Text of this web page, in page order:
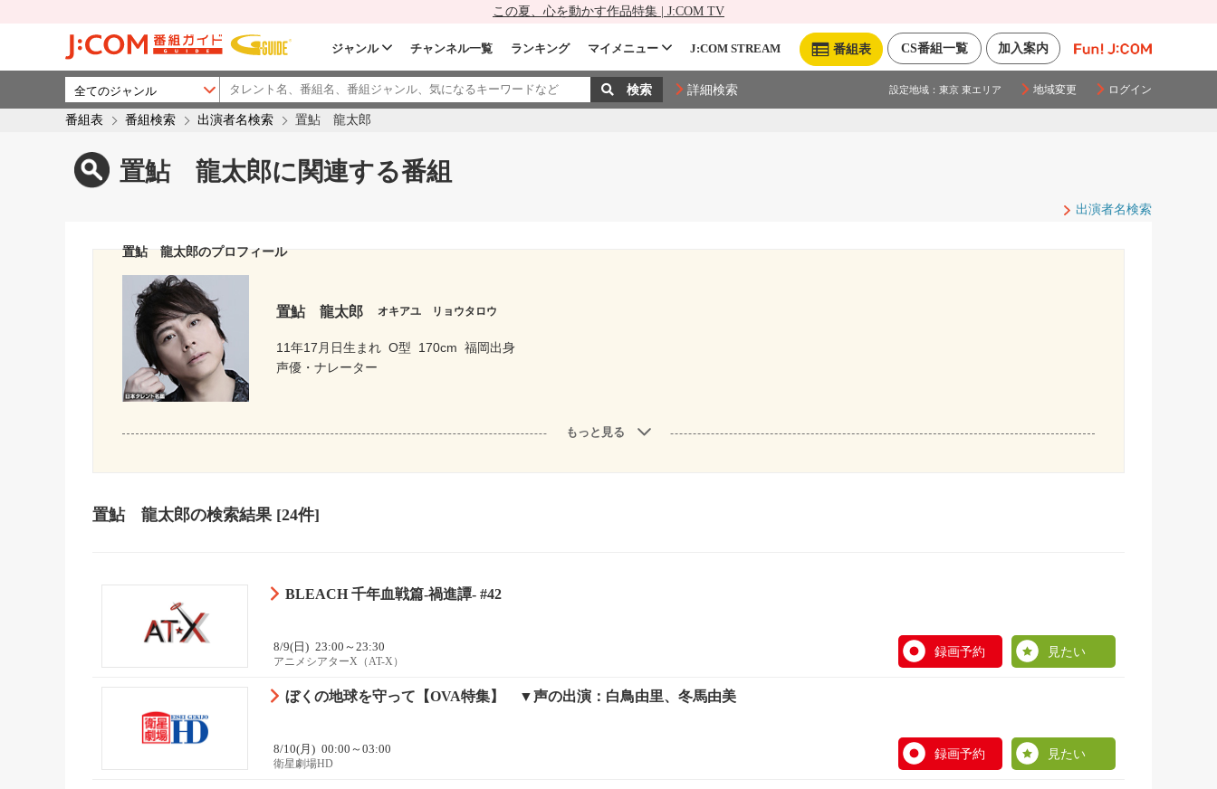
この夏、心を動かす作品特集 | J:COM TV
加入案内
CS番組一覧
番組表
ジャンル チャンネル一覧 ランキング マイメニュー J:COM STREAM
詳細検索 設定地域： 東京 東エリア 地域変更 ログイン
番組表 番組検索 出演者名検索 置鮎 龍太郎
置鮎 龍太郎に関連する番組
出演者名検索
置鮎 龍太郎のプロフィール
置鮎 龍太郎 オキアユ リョウタロウ
11年17月日生まれ O型 170cm 福岡出身
声優・ナレーター
もっと見る
置鮎 龍太郎の検索結果 [24件]
BLEACH 千年血戦篇-禍進譚- #42
8/9(日) 23:00～23:30
アニメシアターX（AT-X）
録画予約 見たい
ぼくの地球を守って【OVA特集】 ▼声の出演：白鳥由里、冬馬由美
8/10(月) 00:00～03:00
衛星劇場HD
録画予約 見たい